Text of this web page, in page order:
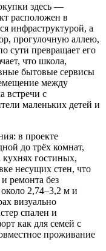
здесь —
расположен в
инфраструктурой, а
прогулочную аллею,
сути превращает его
что школа,
бытовые сервисы
между
встречи с
маленьких детей и
в проекте
до трёх комнат,
кухнях гостиных,
несущих стен, что
ремонта без
2,74–3,2 м и
визуально
спален и
как для семей с
проживание